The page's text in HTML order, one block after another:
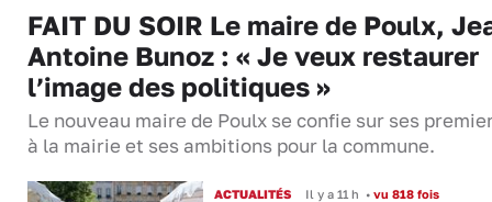
FAIT DU SOIR Le maire de Poulx,
Antoine Bunoz : « Je veux restaurer
l’image des politiques »
Le nouveau maire de Poulx se confie sur ses
à la mairie et ses ambitions pour la commune.
ACTUALITÉS Il y a 11 h •vu 818 fois